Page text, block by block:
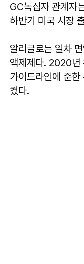
GC녹십자 관계자
하반기 미국 시장
알리글로는 일차
액제제다. 2020년
가이드라인에 준한
켰다.